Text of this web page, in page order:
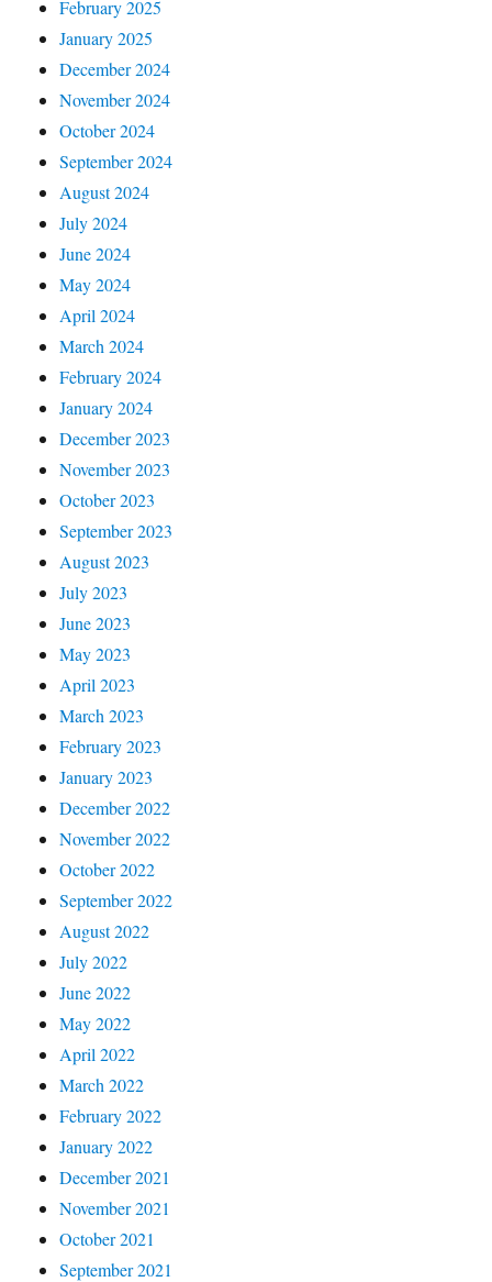
February 2025
January 2025
December 2024
November 2024
October 2024
September 2024
August 2024
July 2024
June 2024
May 2024
April 2024
March 2024
February 2024
January 2024
December 2023
November 2023
October 2023
September 2023
August 2023
July 2023
June 2023
May 2023
April 2023
March 2023
February 2023
January 2023
December 2022
November 2022
October 2022
September 2022
August 2022
July 2022
June 2022
May 2022
April 2022
March 2022
February 2022
January 2022
December 2021
November 2021
October 2021
September 2021